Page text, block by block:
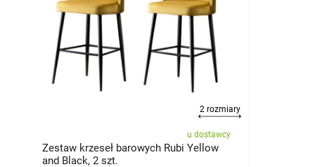
2 rozmiary
u dostawcy
Zestaw krzeseł barowych Rubi Yellow
and Black, 2 szt.